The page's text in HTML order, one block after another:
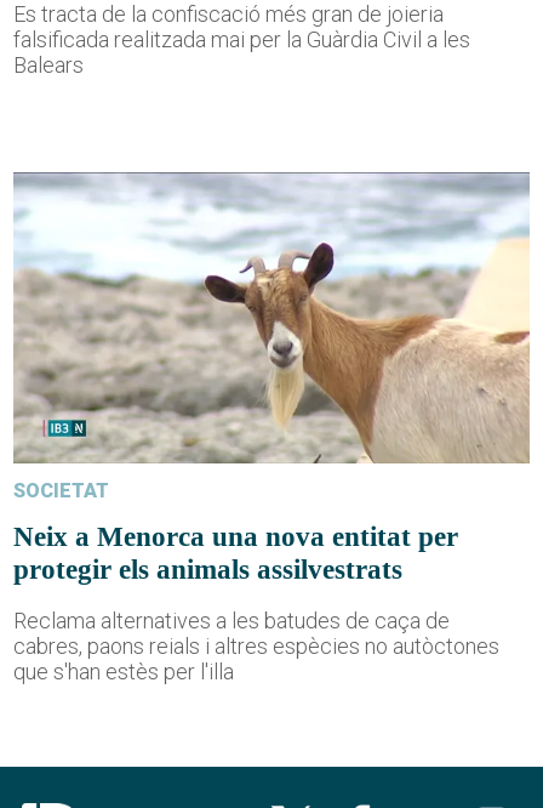
Es tracta de la confiscació més gran de joieria
falsificada realitzada mai per la Guàrdia Civil a les
Balears
SOCIETAT
Neix a Menorca una nova entitat per
protegir els animals assilvestrats
Reclama alternatives a les batudes de caça de
cabres, paons reials i altres espècies no autòctones
que s'han estès per l'illa